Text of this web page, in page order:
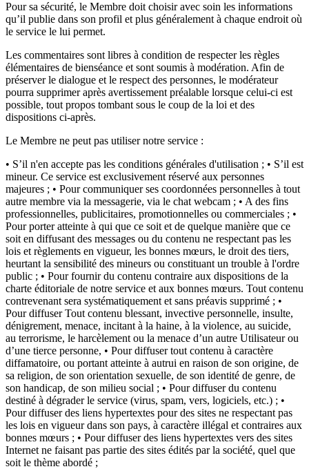
Pour sa sécurité, le Membre doit choisir avec soin les informations
qu’il publie dans son profil et plus généralement à chaque endroit où
le service le lui permet.
Les commentaires sont libres à condition de respecter les règles
élémentaires de bienséance et sont soumis à modération. Afin de
préserver le dialogue et le respect des personnes, le modérateur
pourra supprimer après avertissement préalable lorsque celui-ci est
possible, tout propos tombant sous le coup de la loi et des
dispositions ci-après.
Le Membre ne peut pas utiliser notre service :
• S’il n'en accepte pas les conditions générales d'utilisation ; • S’il est
mineur. Ce service est exclusivement réservé aux personnes
majeures ; • Pour communiquer ses coordonnées personnelles à tout
autre membre via la messagerie, via le chat webcam ; • A des fins
professionnelles, publicitaires, promotionnelles ou commerciales ; •
Pour porter atteinte à qui que ce soit et de quelque manière que ce
soit en diffusant des messages ou du contenu ne respectant pas les
lois et règlements en vigueur, les bonnes mœurs, le droit des tiers,
heurtant la sensibilité des mineurs ou constituant un trouble à l'ordre
public ; • Pour fournir du contenu contraire aux dispositions de la
charte éditoriale de notre service et aux bonnes mœurs. Tout contenu
contrevenant sera systématiquement et sans préavis supprimé ; •
Pour diffuser Tout contenu blessant, invective personnelle, insulte,
dénigrement, menace, incitant à la haine, à la violence, au suicide,
au terrorisme, le harcèlement ou la menace d’un autre Utilisateur ou
d’une tierce personne, • Pour diffuser tout contenu à caractère
diffamatoire, ou portant atteinte à autrui en raison de son origine, de
sa religion, de son orientation sexuelle, de son identité de genre, de
son handicap, de son milieu social ; • Pour diffuser du contenu
destiné à dégrader le service (virus, spam, vers, logiciels, etc.) ; •
Pour diffuser des liens hypertextes pour des sites ne respectant pas
les lois en vigueur dans son pays, à caractère illégal et contraires aux
bonnes mœurs ; • Pour diffuser des liens hypertextes vers des sites
Internet ne faisant pas partie des sites édités par la société, quel que
soit le thème abordé ;